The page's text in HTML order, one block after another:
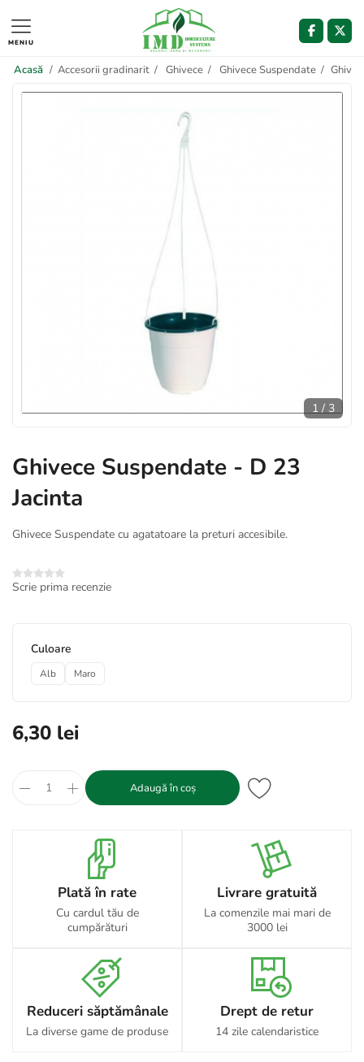
MENIU
Acasă / Accesorii gradinarit / Ghivece / Ghivece Suspendate /
1 / 3
Ghivece Suspendate - D 23
Jacinta
Ghivece Suspendate cu agatatoare la preturi accesibile.
Scrie prima recenzie
Culoare
Alb Maro
6,30 lei
Adaugă în coș
Plată în rate
Cu cardul tău de
cumpărături
Livrare gratuită
La comenzile mai mari de
3000 lei
Reduceri săptămânale
La diverse game de produse
Drept de retur
14 zile calendaristice